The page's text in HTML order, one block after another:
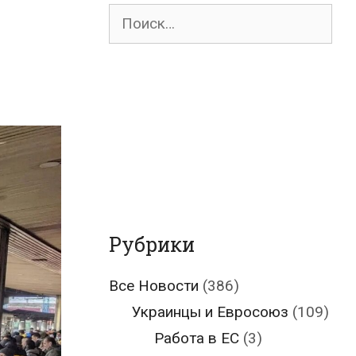
Поиск
Рубрики
Все Новости (386)
Украинцы и Евросоюз (109)
Работа в ЕС (3)